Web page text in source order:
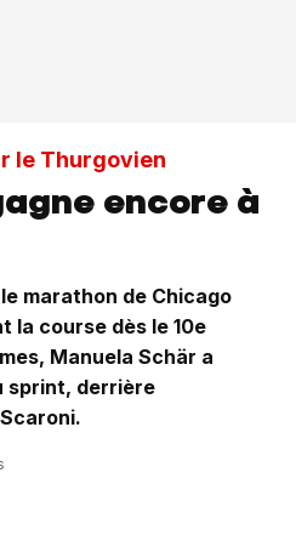
le Thurgovien
encore à
marathon de Chicago
la course dès le 10e
Manuela Schär a
sprint, derrière